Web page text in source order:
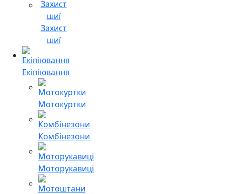
Захист
шиї
Екіпіювання
Мотокуртки
Комбінезони
Моторукавиці